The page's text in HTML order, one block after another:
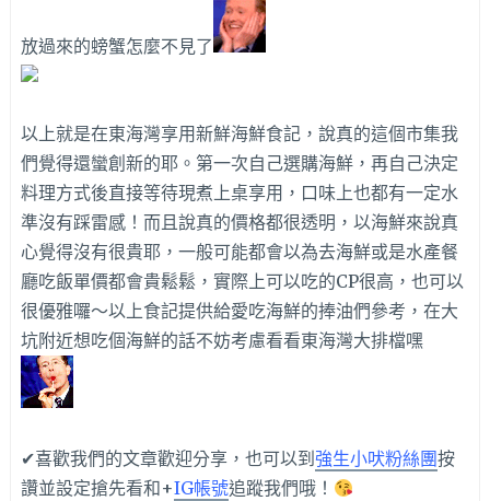
放過來的螃蟹怎麼不見了
以上就是在東海灣享用新鮮海鮮食記，說真的這個市集我
們覺得還蠻創新的耶。第一次自己選購海鮮，再自己決定
料理方式後直接等待現煮上桌享用，口味上也都有一定水
準沒有踩雷感！而且說真的價格都很透明，以海鮮來說真
心覺得沒有很貴耶，一般可能都會以為去海鮮或是水產餐
廳吃飯單價都會貴鬆鬆，實際上可以吃的CP很高，也可以
很優雅囉～以上食記提供給愛吃海鮮的捧油們參考，在大
坑附近想吃個海鮮的話不妨考慮看看東海灣大排檔嘿
✔喜歡我們的文章歡迎分享，也可以到 強生小吠粉絲團按
讚並設定搶先看和+IG帳號追蹤我們哦！